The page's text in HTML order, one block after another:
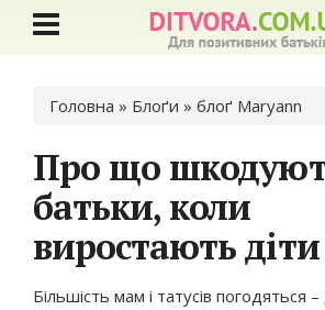
Ви є тут
Головна » Блоґи » блоґ Maryann
Про що
батьки, коли
виростають діти
Більшість мам і татусів погодяться –